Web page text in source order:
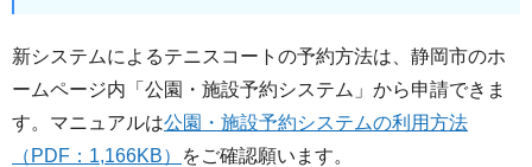
新システムによるテニスコートの予約方法は、静岡市のホ
ームページ内「公園・施設予約システム」から申請できま
す。マニュアルは公園・施設予約システムの利用方法
（PDF：1,166KB）
をご確認願います。